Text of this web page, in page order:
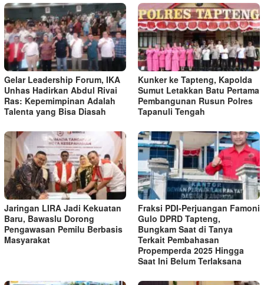
Gelar Leadership Forum, IKA
Unhas Hadirkan Abdul Rivai
Ras: Kepemimpinan Adalah
Talenta yang Bisa Diasah
Kunker ke Tapteng, Kapolda
Sumut Letakkan Batu Pertama
Pembangunan Rusun Polres
Tapanuli Tengah
Jaringan LIRA Jadi Kekuatan
Baru, Bawaslu Dorong
Pengawasan Pemilu Berbasis
Masyarakat
Fraksi PDI-Perjuangan Famoni
Gulo DPRD Tapteng,
Bungkam Saat di Tanya
Terkait Pembahasan
Propemperda 2025 Hingga
Saat Ini Belum Terlaksana